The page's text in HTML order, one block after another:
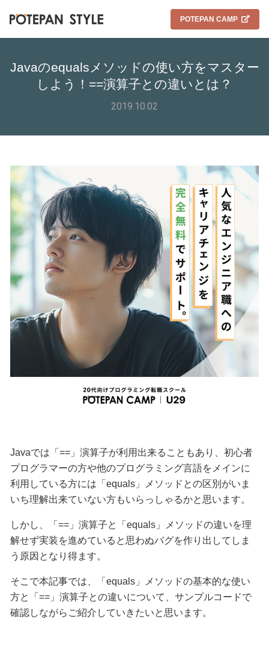
POTEPAN CAMP
Javaのequalsメソッドの使い方をマスター
しよう！==演算子との違いとは？
2019.10.02
Javaでは「==」演算子が利用出来ることもあり、初心者
プログラマーの方や他のプログラミング言語をメインに
利用している方には「equals」メソッドとの区別がいま
いち理解出来ていない方もいらっしゃるかと思います。
しかし、「==」演算子と「equals」メソッドの違いを理
解せず実装を進めていると思わぬバグを作り出してしま
う原因となり得ます。
そこで本記事では、「equals」メソッドの基本的な使い
方と「==」演算子との違いについて、サンプルコードで
確認しながらご紹介していきたいと思います。